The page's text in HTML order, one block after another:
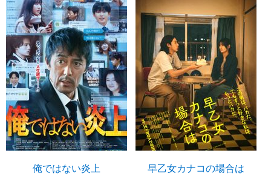
俺ではない炎上 早乙女カナコの場合は